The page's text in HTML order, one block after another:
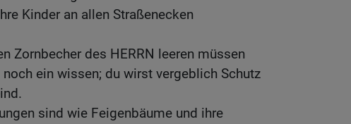
Kinder an allen Straßenecken
Zornbecher des HERRN leeren müssen
ein wissen; du wirst vergeblich Schutz
sind wie Feigenbäume und ihre